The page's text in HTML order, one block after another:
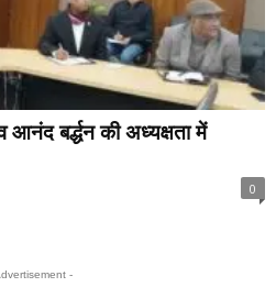
बर्द्धन की अध्यक्षता में
0
-